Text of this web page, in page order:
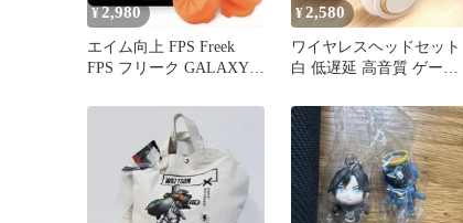
¥2,980
エイム向上 FPS Freek
FPS フリーク GALAXY 4
¥2,580
ワイヤレスヘッドセット
白 低遅延 高音質 ゲーム